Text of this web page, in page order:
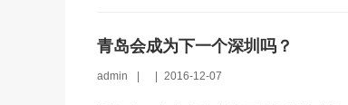
青岛会成为下一个深圳吗？
admin 2016-12-07